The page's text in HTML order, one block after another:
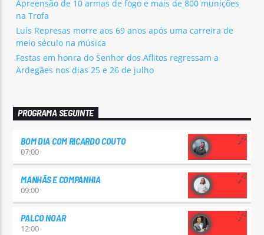
Apreensão de 10 armas de fogo e mais de 800 munições
na Trofa
Luís Represas morre aos 69 anos após uma carreira de
meio século na música
Festas em honra do Senhor dos Aflitos regressam a
Ardegães nos dias 25 e 26 de julho
PROGRAMA SEGUINTE
BOM DIA COM RICARDO COUTO
07:00
MANHÃS E COMPANHIA
09:00
PALCO NOAR
12:00